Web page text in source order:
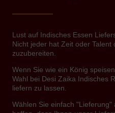
Lust auf Indisches Essen
Nicht jeder hat Zeit oder Talent
zuzubereiten.
Wenn Sie wie ein König
Wahl bei Desi Zaika Indisches
liefern zu lassen.
Wählen Sie einfach